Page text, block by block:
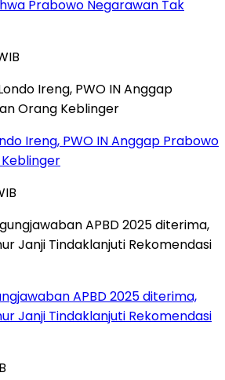
Prabowo Negarawan Tak
Ireng, PWO IN Anggap Prabowo
APBD 2025 diterima,
Janji Tindaklanjuti Rekomendasi